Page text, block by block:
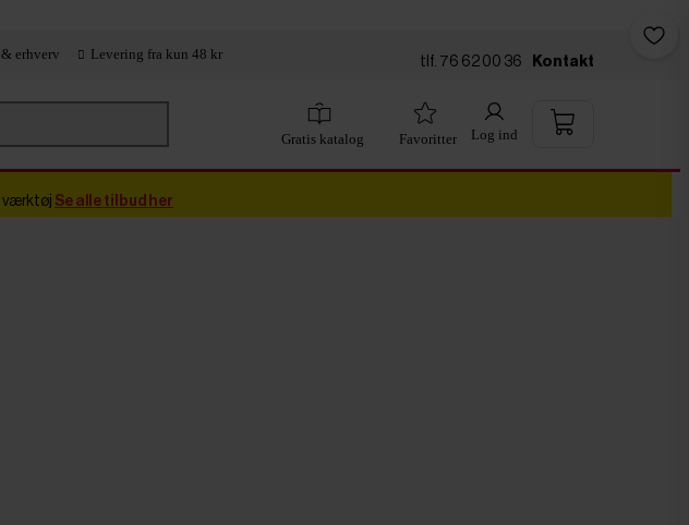
erhverv Levering fra kun 48 kr tlf. 76 62 00 36 Kontakt
Gratis katalog Favoritter Log ind
værktøj Se alle tilbud her